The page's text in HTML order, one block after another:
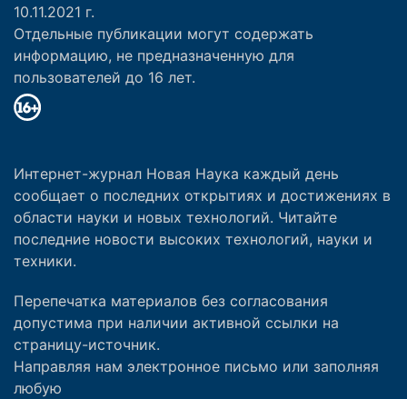
10.11.2021 г.
Отдельные публикации могут содержать
информацию, не предназначенную для
пользователей до 16 лет.
Интернет-журнал Новая Наука каждый день
сообщает о последних открытиях и достижениях в
области науки и новых технологий. Читайте
последние новости высоких технологий, науки и
техники.
Перепечатка материалов без согласования
допустима при наличии активной ссылки на
страницу-источник.
Направляя нам электронное письмо или заполняя
любую